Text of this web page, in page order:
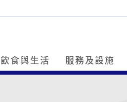
飲食與生活 服務及設施